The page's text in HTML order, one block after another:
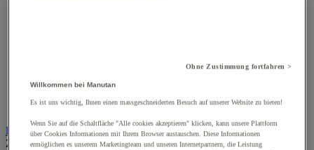
Traverse
Zylinder
Hubwagen
Zur gesamten Produktgruppe
Ohne Zustimmung fortfahren >
Willkommen bei Manutan
Es ist uns wichtig, Ihnen einen massgeschneiderten Besuch auf unserer Website zu bieten!
Wenn Sie auf die Schaltfläche "Alle cookies akzeptieren" klicken, kann unsere Plattform
über Cookies Informationen mit Ihrem Browser austauschen. Diese Informationen
ermöglichen es unserem Marketingteam und unseren Internetpartnern, die Leistung